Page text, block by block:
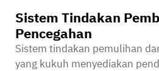
Sistem Tindakan
Pencegahan
Sistem tindakan pemulihan
yang kukuh menyediakan